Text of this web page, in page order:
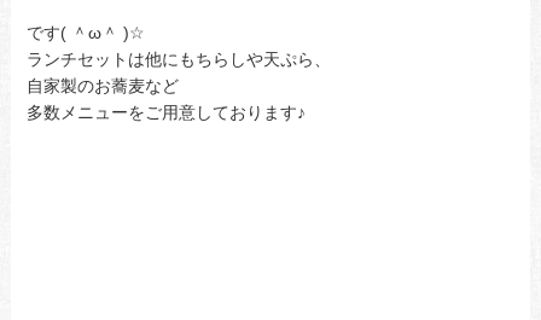
です( ＾ω＾ )☆
ランチセットは他にもちらしや天ぷら、
自家製のお蕎麦など
多数メニューをご用意しております♪